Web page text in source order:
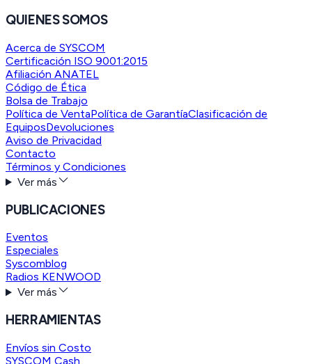
QUIENES SOMOS
Acerca de SYSCOM
Certificación ISO 9001:2015
Afiliación ANATEL
Código de Ética
Bolsa de Trabajo
Política de VentaPolítica de GarantíaClasificación de
EquiposDevoluciones
Aviso de Privacidad
Contacto
Términos y Condiciones
Ver más
PUBLICACIONES
Eventos
Especiales
Syscomblog
Radios KENWOOD
Ver más
HERRAMIENTAS
Envíos sin Costo
SYSCOM Cash